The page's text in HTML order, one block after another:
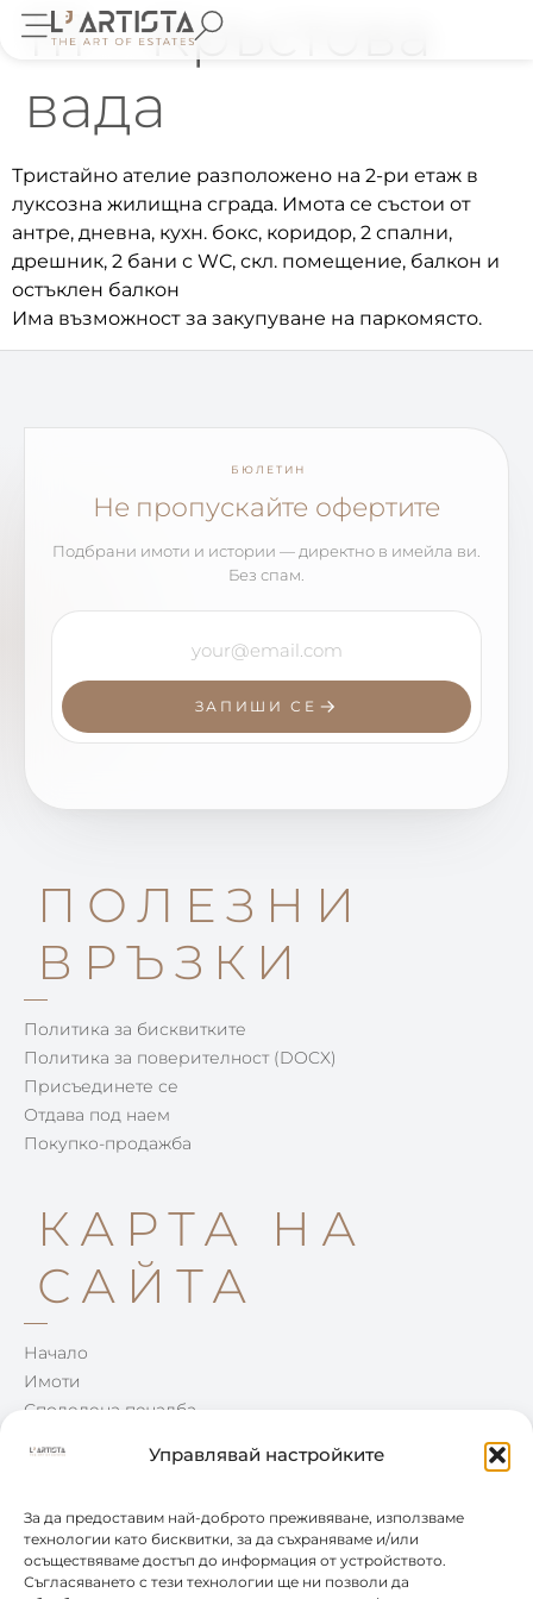
Управлявай настройките
За да предоставим най-доброто преживяване, използваме
технологии като бисквитки, за да съхраняваме и/или
осъществяваме достъп до информация от устройството.
Съгласяването с тези технологии ще ни позволи да
111 – Кръстова
вада
Тристайно ателие разположено на 2-ри етаж в
луксозна жилищна сграда. Имота се състои от
антре, дневна, кухн. бокс, коридор, 2 спални,
дрешник, 2 бани с WC, скл. помещение, балкон и
остъклен балкон
Има възможност за закупуване на паркомясто.
БЮЛЕТИН
Не пропускайте офертите
Подбрани имоти и истории — директно в имейла ви.
Без спам.
ЗАПИШИ СЕ
ПОЛЕЗНИ
ВРЪЗКИ
Политика за бисквитките
Политика за поверителност (DOCX)
Присъединете се
Отдава под наем
Покупко-продажба
КАРТА НА
САЙТА
Начало
Имоти
Споделена печалба
КОНТАКТИ